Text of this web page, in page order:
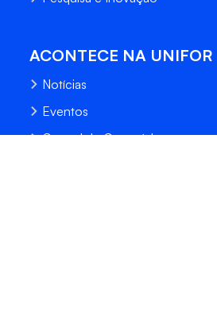
ACONTECE NA UNIFOR
Notícias
Eventos
Central de Conteúdo